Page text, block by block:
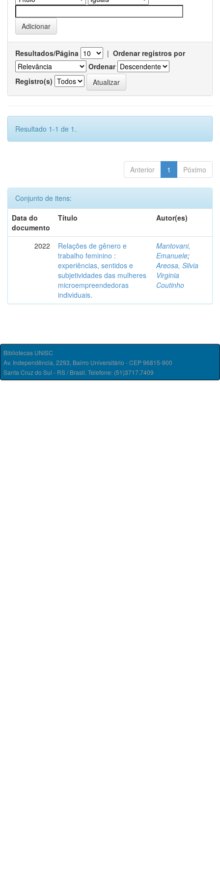
Resultados/Página | Ordenar registros por
Ordenar
Registro(s)
Resultado 1-1 de 1.
Anterior 1 Póximo
Conjunto de itens:
Data do
documento
Título Autor(es)
2022
Relações de gênero e
trabalho feminino :
experiências, sentidos e
subjetividades das mulheres
microempreendedoras
individuais.
Mantovani,
Emanuele;
Areosa, Silvia
Virginia
Coutinho
Bibliotecas UNISC
Av. Independência, 2293, Bairro Universitário - CEP 96815-900
Santa Cruz do Sul - RS / Brasil. Telefone: (51)3717.7409